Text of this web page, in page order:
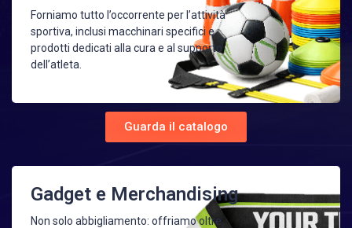
Forniamo tutto l’occorrente per l’attività
sportiva, inclusi macchinari specifici e
prodotti dedicati alla cura e al supporto
dell’atleta.
Guarda il catalogo
Gadget e Merchandising
Non solo abbigliamento: offriamo oltre